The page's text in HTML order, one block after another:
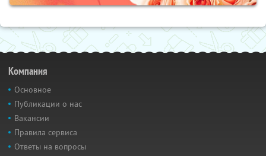
Компания
Основное
Публикации о нас
Вакансии
Правила сервиса
Ответы на вопросы